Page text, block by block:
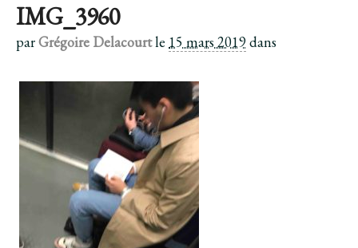
IMG_3960
parGrégoire Delacourtle 15 mars 2019dans